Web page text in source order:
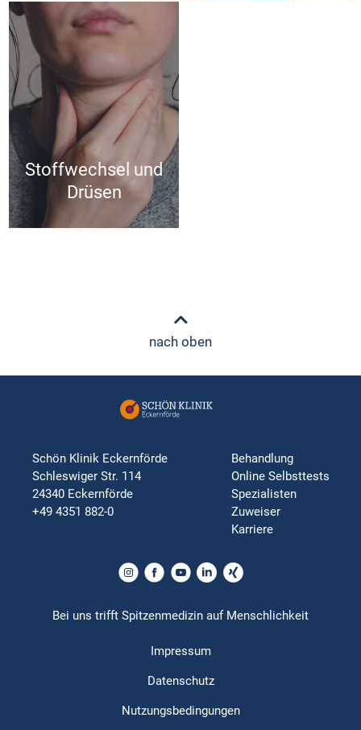
Stoffwechsel und
Drüsen
nach oben
Schön Klinik Eckernförde
Schleswiger Str. 114
24340 Eckernförde
+49 4351 882-0
Behandlung
Online Selbsttests
Spezialisten
Zuweiser
Karriere
Bei uns trifft Spitzenmedizin auf Menschlichkeit
Impressum
Datenschutz
Nutzungsbedingungen